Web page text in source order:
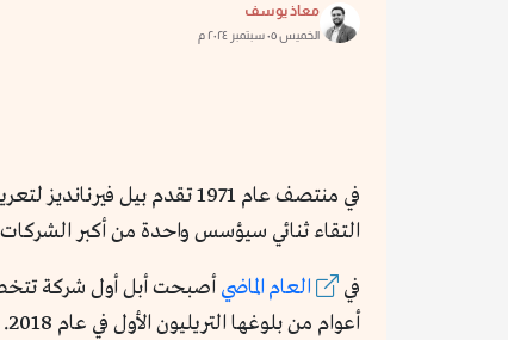
معاذ يوسف
الخميس ٠٥ سبتمبر ٢٠٢٤ م
التقاء ثنائي سيؤسس واحدة من أكبر
في العام الماضي أصبحت أبل أول شركة تتخطى
أعوام من بلوغها التريليون الأول في عام 2018. إذن كيف نجحت الشركة في تحقيق هذه المكانة؟